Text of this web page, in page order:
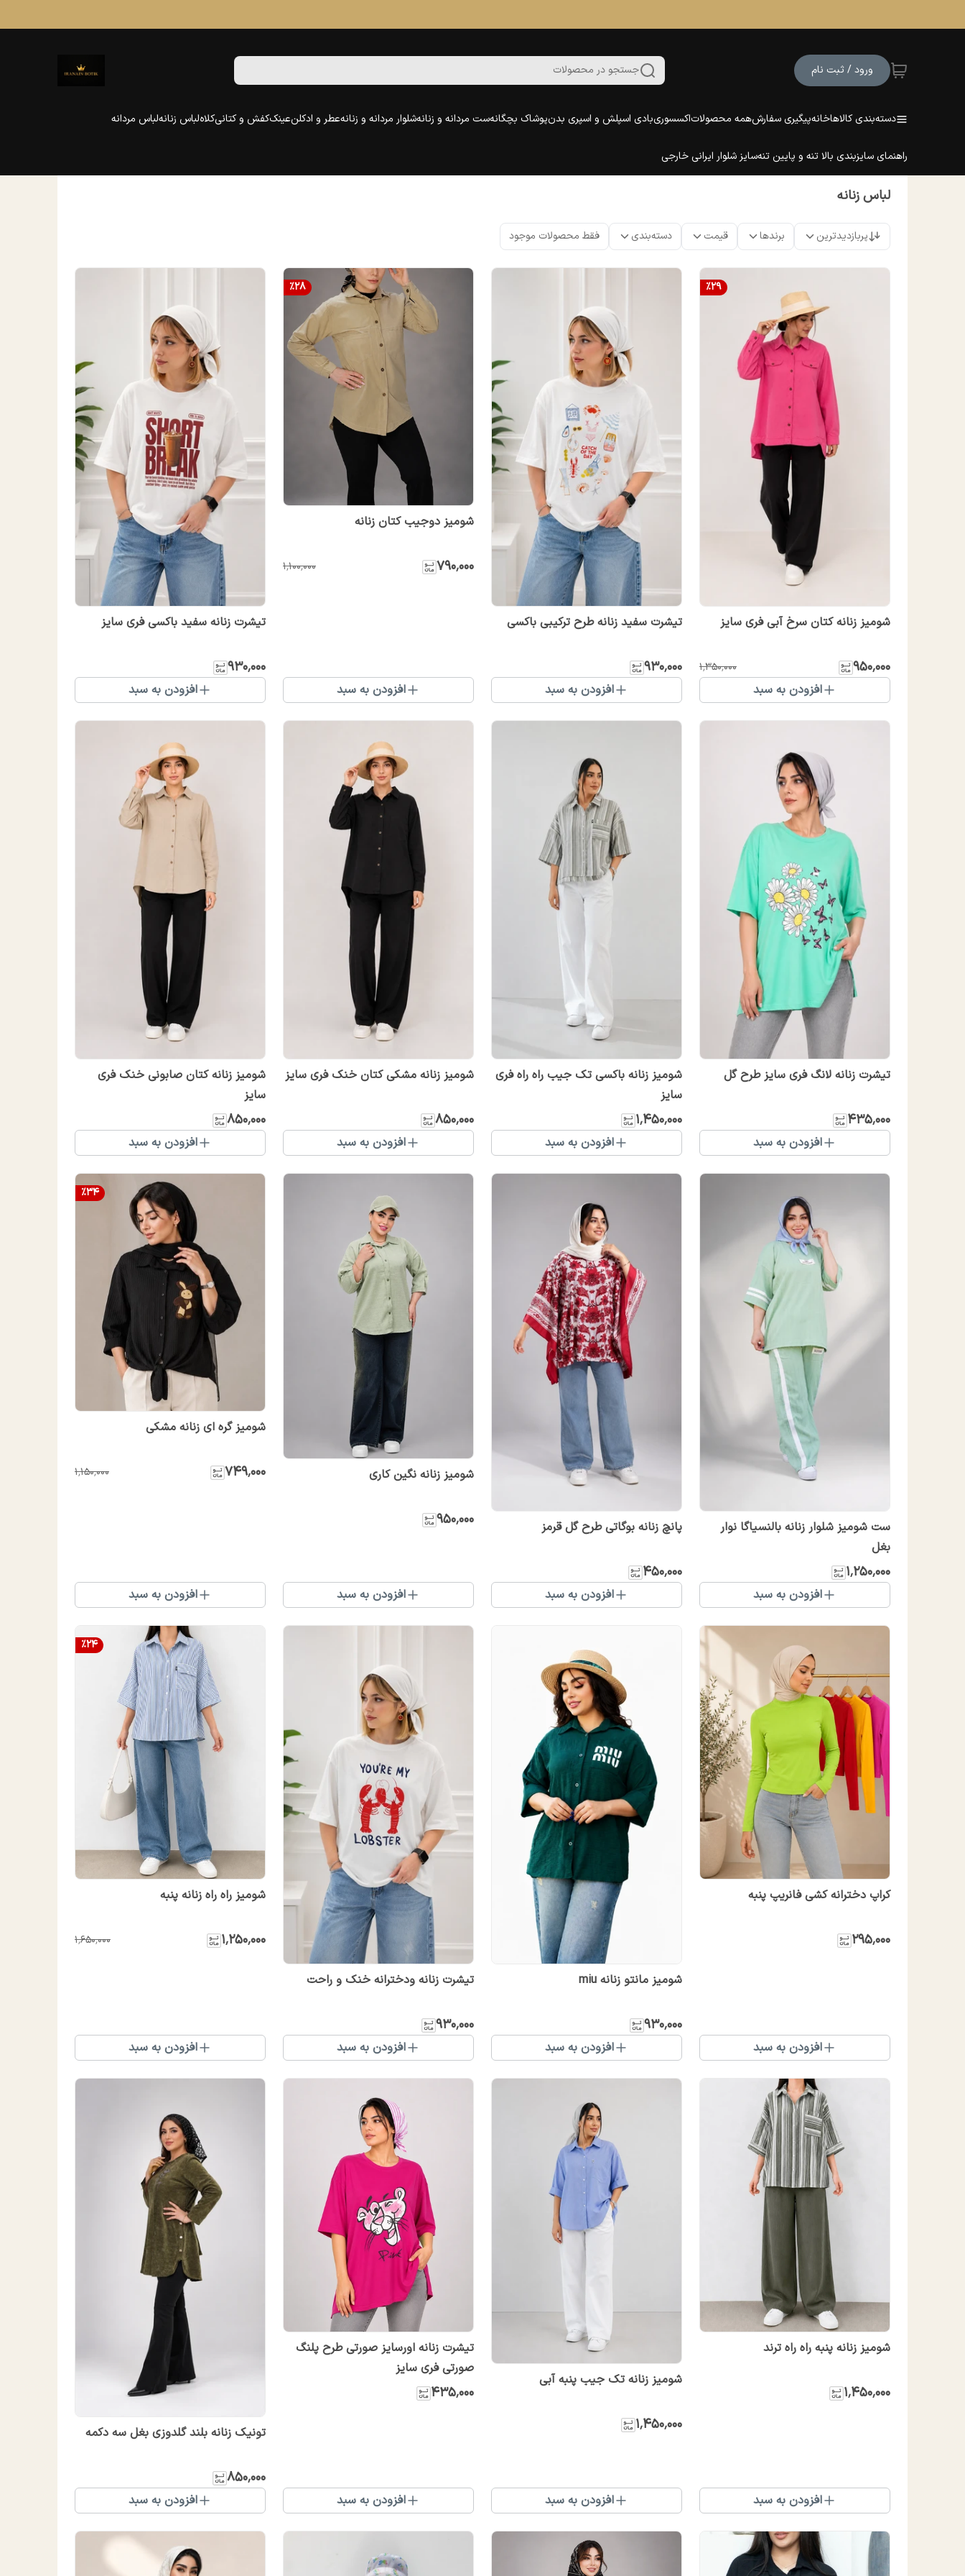
ورود / ثبت نام جستجو در محصولات
دسته‌بندی کالاهاخانهپیگیری سفارشهمه محصولاتاکسسوریبادی اسپلش و اسپری بدنپوشاک بچگانهست مردانه و زنانهشلوار مردانه و زنانهعطر و ادکلنعینککفش و کتانیکلاهلباس زنانهلباس مردانه
راهنمای سایزبندی بالا تنه و پایین تنهسایز شلوار ایرانی خارجی
لباس زنانه
پربازدیدترین برندها قیمت دسته‌بندی فقط محصولات موجود
%29
شومیز زنانه کتان سرخ آبی فری سایز
۹۵۰٬۰۰۰ ۱٬۳۵۰٬۰۰۰
افزودن به سبد
تیشرت سفید زنانه طرح ترکیبی باکسی
۹۳۰٬۰۰۰
افزودن به سبد
%28
شومیز دوجیب کتان زنانه
۷۹۰٬۰۰۰ ۱٬۱۰۰٬۰۰۰
افزودن به سبد
تیشرت زنانه سفید باکسی فری سایز
۹۳۰٬۰۰۰
افزودن به سبد
تیشرت زنانه لانگ فری سایز طرح گل
۴۳۵٬۰۰۰
افزودن به سبد
شومیز زنانه باکسی تک جیب راه راه فری
سایز
۱٬۴۵۰٬۰۰۰
افزودن به سبد
شومیز زنانه مشکی کتان خنک فری سایز
۸۵۰٬۰۰۰
افزودن به سبد
شومیز زنانه کتان صابونی خنک فری
سایز
۸۵۰٬۰۰۰
افزودن به سبد
ست شومیز شلوار زنانه بالنسیاگا نوار
بغل
۱٬۲۵۰٬۰۰۰
افزودن به سبد
پانچ زنانه بوگاتی طرح گل قرمز
۴۵۰٬۰۰۰
افزودن به سبد
شومیز زنانه نگین کاری
۹۵۰٬۰۰۰
افزودن به سبد
%34
شومیز گره ای زنانه مشکی
۷۴۹٬۰۰۰ ۱٬۱۵۰٬۰۰۰
افزودن به سبد
کراپ دخترانه کشی فانریپ پنبه
۲۹۵٬۰۰۰
افزودن به سبد
شومیز مانتو زنانه miu
۹۳۰٬۰۰۰
افزودن به سبد
تیشرت زنانه ودخترانه خنک و راحت
۹۳۰٬۰۰۰
افزودن به سبد
%24
شومیز راه راه زنانه پنبه
۱٬۲۵۰٬۰۰۰ ۱٬۶۵۰٬۰۰۰
افزودن به سبد
شومیز زنانه پنبه راه راه ترند
۱٬۴۵۰٬۰۰۰
افزودن به سبد
شومیز زنانه تک جیب پنبه آبی
۱٬۴۵۰٬۰۰۰
افزودن به سبد
تیشرت زنانه اورسایز صورتی طرح پلنگ
صورتی فری سایز
۴۳۵٬۰۰۰
افزودن به سبد
تونیک زنانه بلند گلدوزی بغل سه دکمه
۸۵۰٬۰۰۰
افزودن به سبد